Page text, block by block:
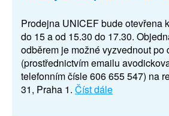
Prodejna UNICEF bude otevřena
do 15 a od 15.30 do 17.30.
odběrem je možné vyzvednout po
(prostřednictvím emailu
telefonním čísle 606 655 547) na
31, Praha 1. Číst dále